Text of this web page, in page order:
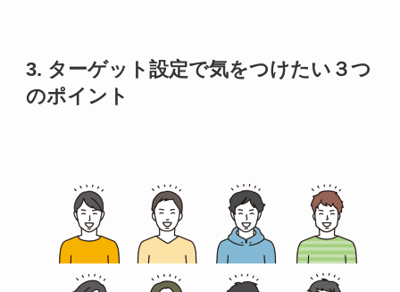
3. ターゲット設定で気をつけたい３つ
のポイント